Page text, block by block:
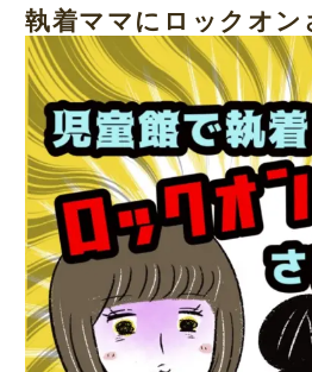
執着ママにロックオン